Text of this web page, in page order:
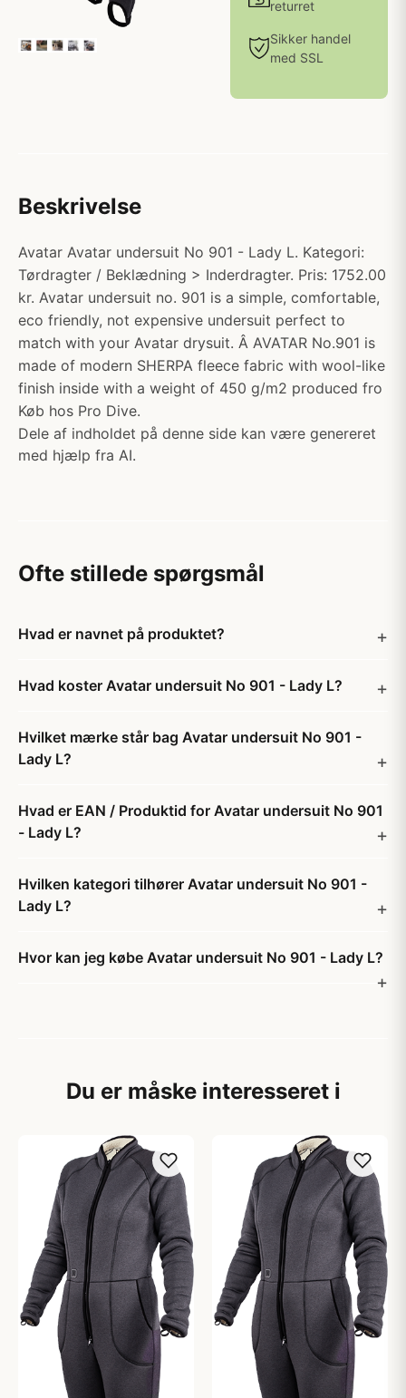
returret
Sikker handel
med SSL
Beskrivelse
Avatar Avatar undersuit No 901 - Lady L. Kategori:
Tørdragter / Beklædning > Inderdragter. Pris: 1752.00
kr. Avatar undersuit no. 901 is a simple, comfortable,
eco friendly, not expensive undersuit perfect to
match with your Avatar drysuit. Â AVATAR No.901 is
made of modern SHERPA fleece fabric with wool-like
finish inside with a weight of 450 g/m2 produced fro
Køb hos Pro Dive.
Dele af indholdet på denne side kan være genereret
med hjælp fra AI.
Ofte stillede spørgsmål
Hvad er navnet på produktet?
Hvad koster Avatar undersuit No 901 - Lady L?
Hvilket mærke står bag Avatar undersuit No 901 -
Lady L?
Hvad er EAN / Produktid for Avatar undersuit No 901
- Lady L?
Hvilken kategori tilhører Avatar undersuit No 901 -
Lady L?
Hvor kan jeg købe Avatar undersuit No 901 - Lady L?
Du er måske interesseret i